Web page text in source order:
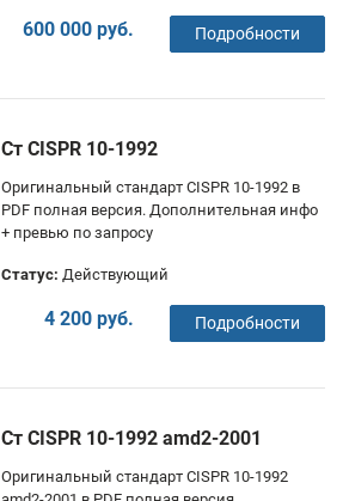
600 000 руб. Подробности
Ст CISPR 10-1992
Оригинальный стандарт CISPR 10-1992 в
PDF полная версия. Дополнительная инфо
+ превью по запросу
Статус: Действующий
4 200 руб. Подробности
Ст CISPR 10-1992 amd2-2001
Оригинальный стандарт CISPR 10-1992